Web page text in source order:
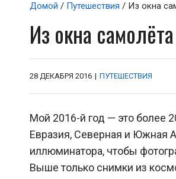
Домой / Путешествия / Из окна
Из окна
28 ДЕКАБРЯ 2016 | ПУТЕШЕСТВИЯ
Мой 2016-й год — это более
Евразия, Северная и Южная
иллюминатора, чтобы
Выше только снимки из